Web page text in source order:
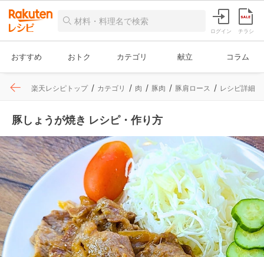
ログイン チラシ
おすすめ おトク カテゴリ 献立 コラム
楽天レシピトップ カテゴリ 肉 豚肉 豚肩ロース レシピ詳細
豚しょうが焼き レシピ・作り方